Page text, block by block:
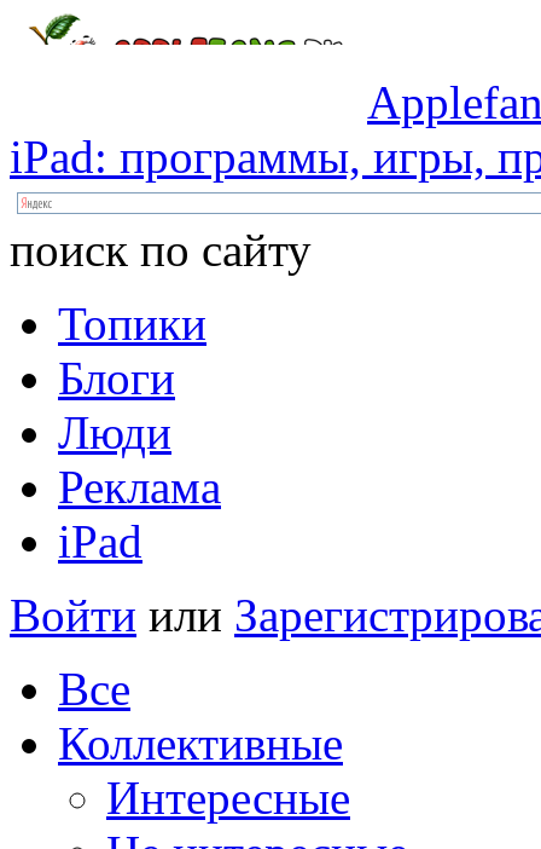
iPad: программы, игры,
поиск по сайту
Топики
Блоги
Люди
Реклама
iPad
Войти или
Все
Коллективные
Интересные